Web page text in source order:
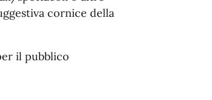
cornice della
il pubblico